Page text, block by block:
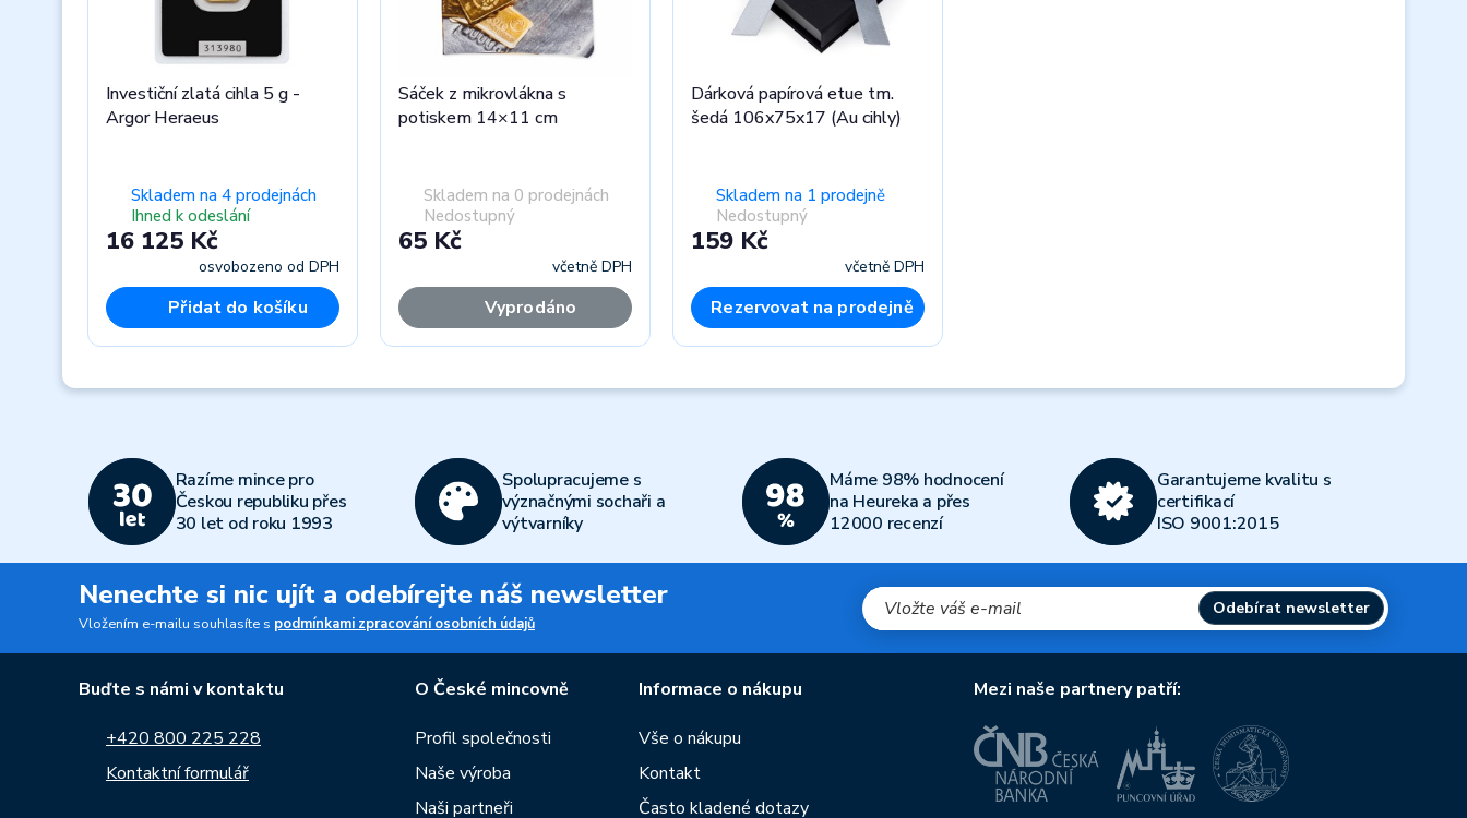
Investiční zlatá cihla 5 g -
Argor Heraeus
Skladem na 4 prodejnách
Ihned k odeslání
16 125 Kč
osvobozeno od DPH
Přidat do košíku
Sáček z mikrovlákna s
potiskem 14×11 cm
Skladem na 0 prodejnách
Nedostupný
65 Kč
včetně DPH
Vyprodáno
Dárková papírová etue tm.
šedá 106x75x17 (Au cihly)
Skladem na 1 prodejně
Nedostupný
159 Kč
včetně DPH
Rezervovat na prodejně
Razíme mince pro
Českou republiku přes
30 let od roku 1993
Spolupracujeme s
význačnými sochaři a
výtvarníky
Máme 98% hodnocení
na Heureka a přes
12000 recenzí
Garantujeme kvalitu s
certifikací
ISO 9001:2015
Nenechte si nic ujít a odebírejte náš newsletter
Vložením e-mailu souhlasíte s podmínkami zpracování osobních údajů
Odebírat newsletter
Buďte s námi v kontaktu
+420 800 225 228
Kontaktní formulář
O České mincovně
Profil společnosti
Naše výroba
Naši partneři
Informace o nákupu
Vše o nákupu
Kontakt
Často kladené dotazy
Mezi naše partnery patří: